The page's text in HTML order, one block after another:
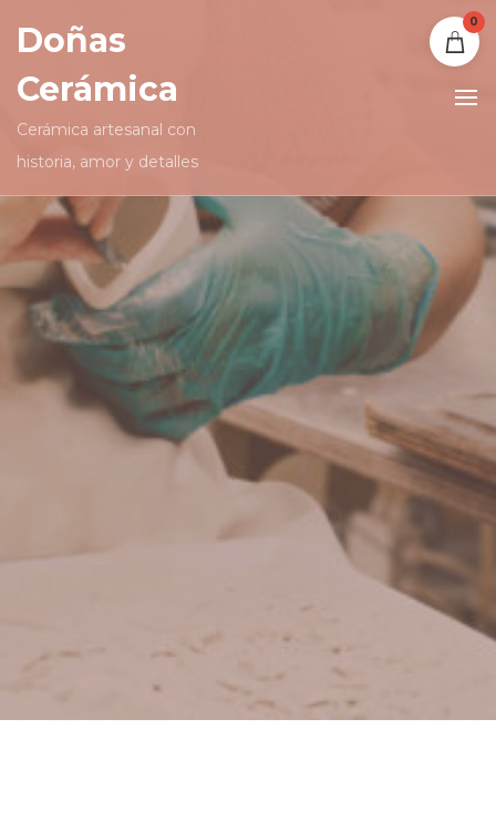
0
Doñas
Cerámica
Cerámica artesanal con
historia, amor y detalles